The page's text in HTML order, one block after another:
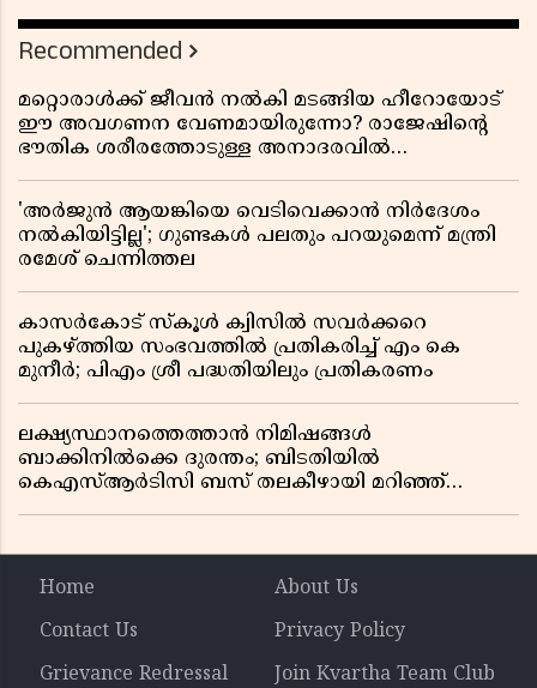
Recommended
മറ്റൊരാൾക്ക് ജീവൻ നൽകി മടങ്ങിയ ഹീറോയോട്
ഈ അവഗണന വേണമായിരുന്നോ? രാജേഷിൻ്റെ
ഭൗതിക ശരീരത്തോടുള്ള അനാദരവിൽ
'അർജുൻ ആയങ്കിയെ വെടിവെക്കാൻ നിർദേശം
നൽകിയിട്ടില്ല'; ഗുണ്ടകൾ പലതും പറയുമെന്ന് മന്ത്രി
രമേശ് ചെന്നിത്തല
കാസർകോട് സ്കൂൾ ക്വിസിൽ സവർക്കറെ
പുകഴ്ത്തിയ സംഭവത്തിൽ പ്രതികരിച്ച് എം കെ
മുനീർ; പിഎം ശ്രീ പദ്ധതിയിലും പ്രതികരണം
ലക്ഷ്യസ്ഥാനത്തെത്താൻ നിമിഷങ്ങൾ
ബാക്കിനിൽക്കെ ദുരന്തം; ബിടതിയിൽ
കെഎസ്ആർടിസി ബസ് തലകീഴായി മറിഞ്ഞ്
Home
About Us
Contact Us
Privacy Policy
Grievance Redressal
Join Kvartha Team Club